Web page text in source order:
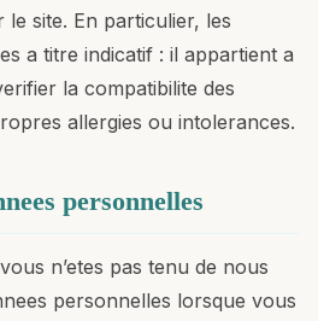
site. En particulier, les
a titre indicatif : il appartient a
la compatibilite des
allergies ou intolerances.
personnelles
n’etes pas tenu de nous
personnelles lorsque vous